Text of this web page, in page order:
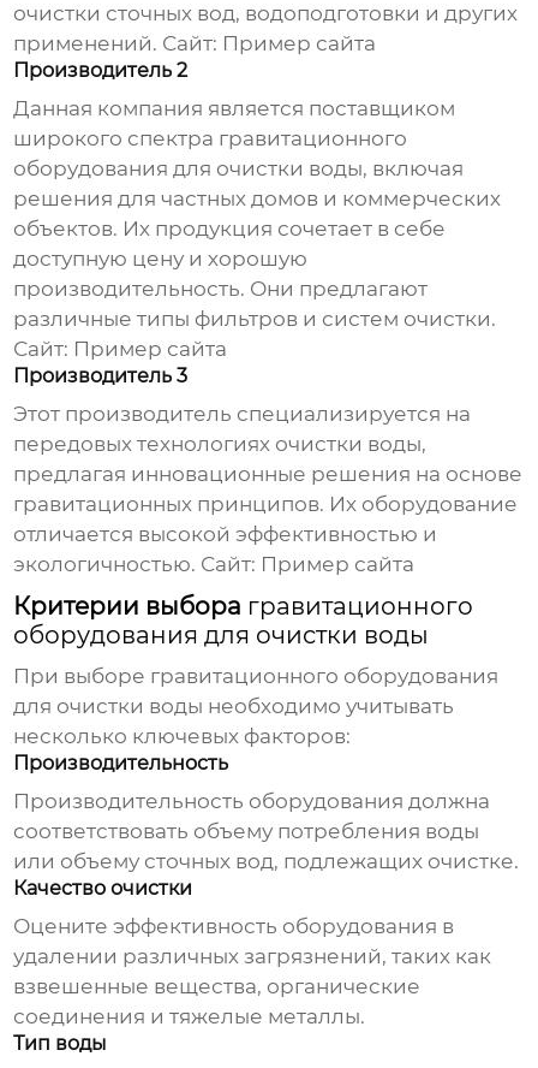
очистки сточных вод, водоподготовки и других
применений. Сайт: Пример сайта
Производитель 2
Данная компания является поставщиком
широкого спектра гравитационного
оборудования для очистки воды, включая
решения для частных домов и коммерческих
объектов. Их продукция сочетает в себе
доступную цену и хорошую
производительность. Они предлагают
различные типы фильтров и систем очистки.
Сайт: Пример сайта
Производитель 3
Этот производитель специализируется на
передовых технологиях очистки воды,
предлагая инновационные решения на основе
гравитационных принципов. Их оборудование
отличается высокой эффективностью и
экологичностью. Сайт: Пример сайта
Критерии выбора гравитационного
оборудования для очистки воды
При выборе гравитационного оборудования
для очистки воды необходимо учитывать
несколько ключевых факторов:
Производительность
Производительность оборудования должна
соответствовать объему потребления воды
или объему сточных вод, подлежащих очистке.
Качество очистки
Оцените эффективность оборудования в
удалении различных загрязнений, таких как
взвешенные вещества, органические
соединения и тяжелые металлы.
Тип воды